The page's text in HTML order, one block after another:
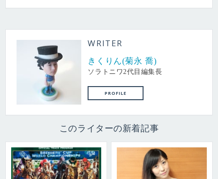
WRITER
きくりん(菊永 喬)
ソラトニワ2代目編集長
PROFILE
このライターの新着記事